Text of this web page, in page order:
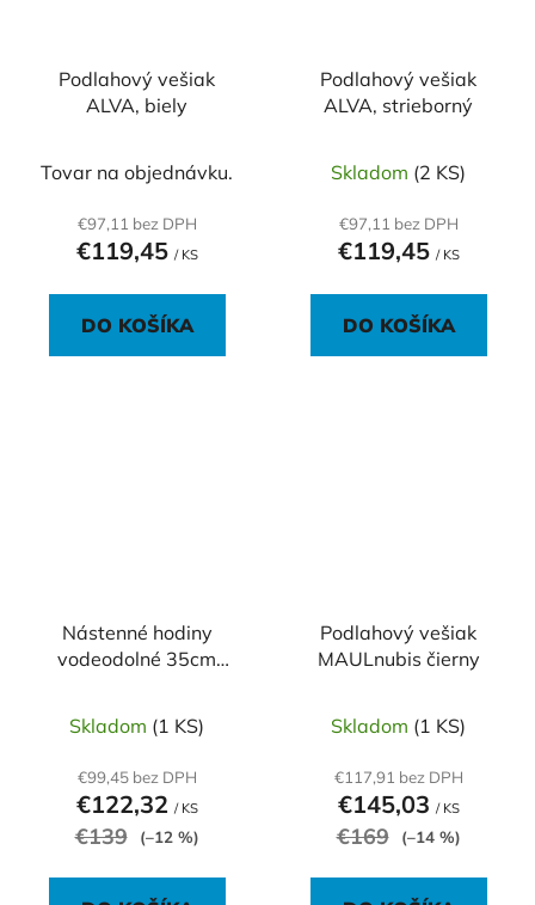
Podlahový vešiak
ALVA, biely
Tovar na objednávku.
€97,11 bez DPH
€119,45 / KS
DO KOŠÍKA
Podlahový vešiak
ALVA, strieborný
Skladom (2 KS)
€97,11 bez DPH
€119,45 / KS
DO KOŠÍKA
Nástenné hodiny
vodeodolné 35cm
Skladom (1 KS)
€99,45 bez DPH
€122,32 / KS
€139 (–12 %)
Podlahový vešiak
MAULnubis čierny
Skladom (1 KS)
€117,91 bez DPH
€145,03 / KS
€169 (–14 %)